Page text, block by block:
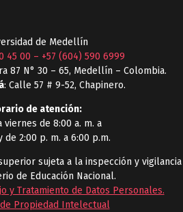
de Medellín
45 00 – +57 (604) 590 6999
87 N° 30 – 65, Medellín – Colombia.
: Calle 57 # 9-52, Chapinero.
de atención:
viernes de 8:00 a. m. a
de 2:00 p. m. a 6:00 p.m.
sujeta a la inspección y vigilancia
de Educación Nacional.
y Tratamiento de Datos Personales.
Propiedad Intelectual